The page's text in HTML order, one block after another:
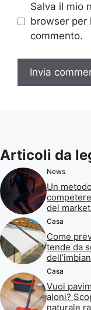
Salva il mio
browser per
commento.
Articoli da
News
Un
del
Casa
Come
tende da
Casa
Vuoi
aloni?
naturale